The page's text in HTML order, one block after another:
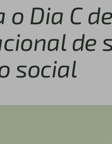
Dia C
de
social